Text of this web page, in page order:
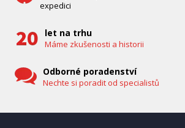
expedici
let na trhu
Máme zkušenosti a historii
Odborné poradenství
Nechte si poradit od specialistů